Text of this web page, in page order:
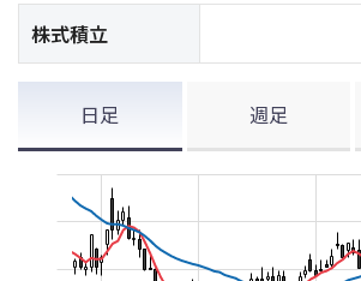
株式積立
日足 週足